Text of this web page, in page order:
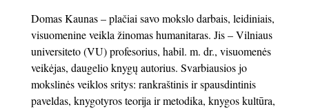
Domas Kaunas – plačiai savo mokslo darbais, leidiniais,
visuomenine veikla žinomas humanitaras. Jis – Vilniaus
universiteto (VU) profesorius, habil. m. dr., visuomenės
veikėjas, daugelio knygų autorius. Svarbiausios jo
mokslinės veiklos sritys: rankraštinis ir spausdintinis
paveldas, knygotyros teorija ir metodika, knygos kultūra,